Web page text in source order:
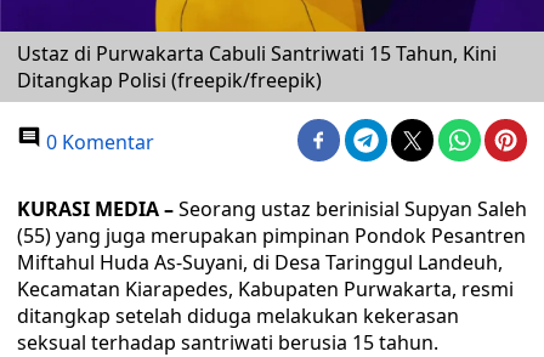
Ustaz di Purwakarta Cabuli Santriwati 15 Tahun, Kini
Ditangkap Polisi (freepik/freepik)
0 Komentar
KURASI MEDIA –Seorang ustaz berinisial Supyan Saleh
(55) yang juga merupakan pimpinan Pondok Pesantren
Miftahul Huda As-Suyani, di Desa Taringgul Landeuh,
Kecamatan Kiarapedes, Kabupaten Purwakarta, resmi
ditangkap setelah diduga melakukan kekerasan
seksual terhadap santriwati berusia 15 tahun.